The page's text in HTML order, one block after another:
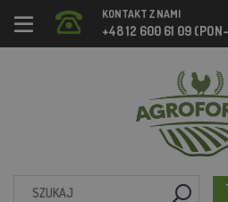
KONTAKT Z NAMI
+48 12 600 61 09